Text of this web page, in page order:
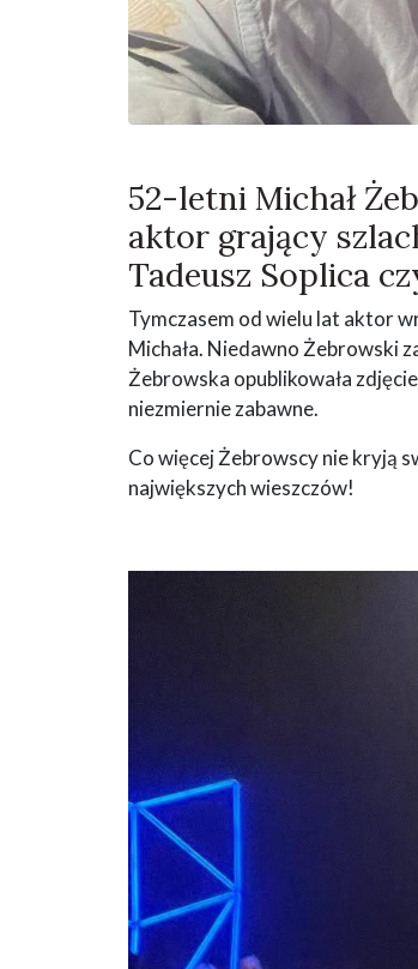
52-letni Michał
aktor grający
Tadeusz Soplica
Tymczasem od wielu lat aktor
Michała. Niedawno Żebrowski
Żebrowska opublikowała
niezmiernie zabawne.
Co więcej Żebrowscy nie kryją
największych wieszczów!